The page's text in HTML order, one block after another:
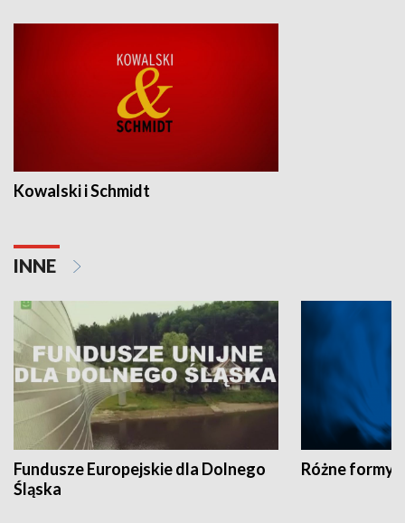
Kowalski i Schmidt
INNE
Fundusze Europejskie dla Dolnego
Śląska
Różne formy